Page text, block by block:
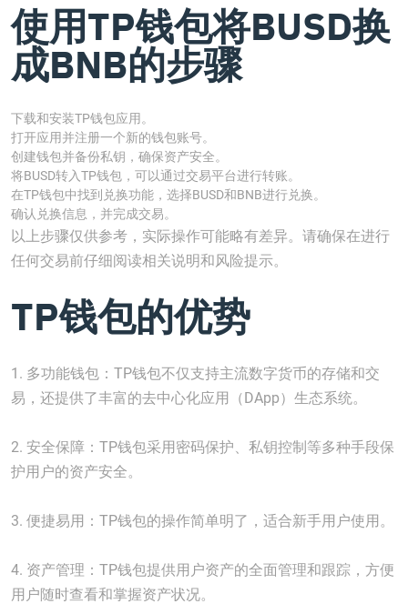
使用TP钱包将BUSD换
成BNB的步骤
下载和安装TP钱包应用。
打开应用并注册一个新的钱包账号。
创建钱包并备份私钥，确保资产安全。
将BUSD转入TP钱包，可以通过交易平台进行转账。
在TP钱包中找到兑换功能，选择BUSD和BNB进行兑换。
确认兑换信息，并完成交易。
以上步骤仅供参考，实际操作可能略有差异。请确保在进行
任何交易前仔细阅读相关说明和风险提示。
TP钱包的优势
1. 多功能钱包：TP钱包不仅支持主流数字货币的存储和交
易，还提供了丰富的去中心化应用（DApp）生态系统。
2. 安全保障：TP钱包采用密码保护、私钥控制等多种手段保
护用户的资产安全。
3. 便捷易用：TP钱包的操作简单明了，适合新手用户使用。
4. 资产管理：TP钱包提供用户资产的全面管理和跟踪，方便
用户随时查看和掌握资产状况。